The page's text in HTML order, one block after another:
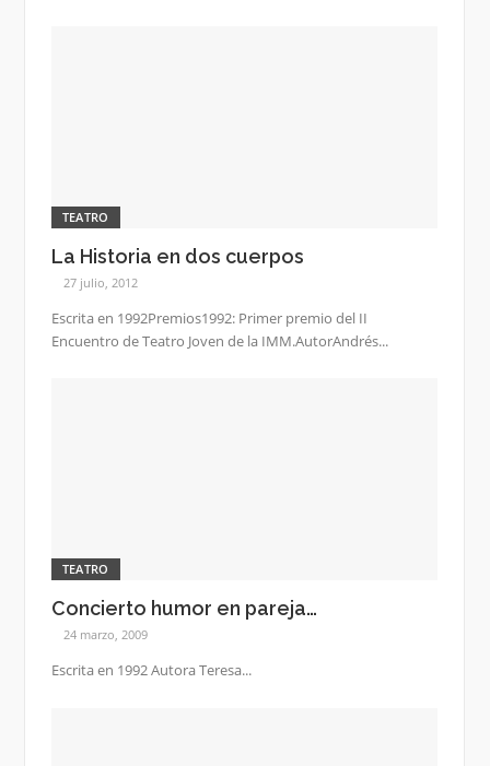
TEATRO
La Historia en dos cuerpos
27 julio, 2012
Escrita en 1992Premios1992: Primer premio del II
Encuentro de Teatro Joven de la IMM.AutorAndrés...
TEATRO
Concierto humor en pareja…
24 marzo, 2009
Escrita en 1992 Autora Teresa...